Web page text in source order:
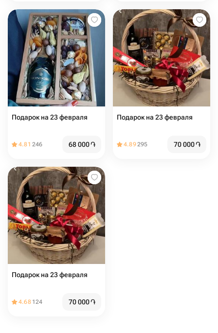
Подарок на 23 февраля
4.81 246 68 000֏
Подарок на 23 февраля
4.89295 70 000֏
Подарок на 23 февраля
4.68 124 70 000֏